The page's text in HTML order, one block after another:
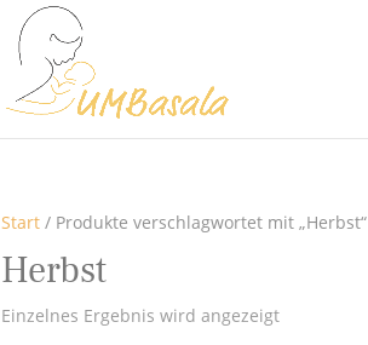
Start / Produkte verschlagwortet mit „Herbst“
Herbst
Einzelnes Ergebnis wird angezeigt